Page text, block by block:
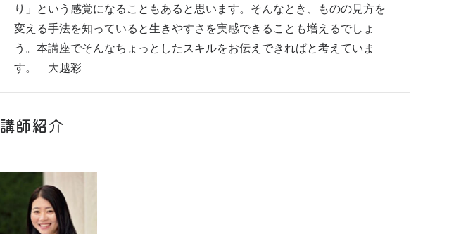
り」という感覚になることもあると思います。そんなとき、ものの見方を
変える手法を知っていると生きやすさを実感できることも増えるでしょ
う。本講座でそんなちょっとしたスキルをお伝えできればと考えていま
す。　大越彩
講師紹介